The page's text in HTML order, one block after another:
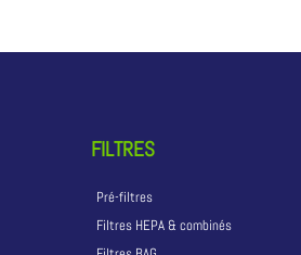
FILTRES
Pré-filtres
Filtres HEPA & combinés